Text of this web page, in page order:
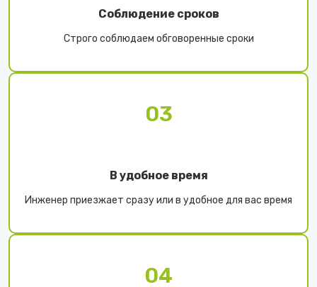
Соблюдение сроков
Строго соблюдаем обговоренные сроки
03
В удобное время
Инженер приезжает сразу или в удобное для вас время
04